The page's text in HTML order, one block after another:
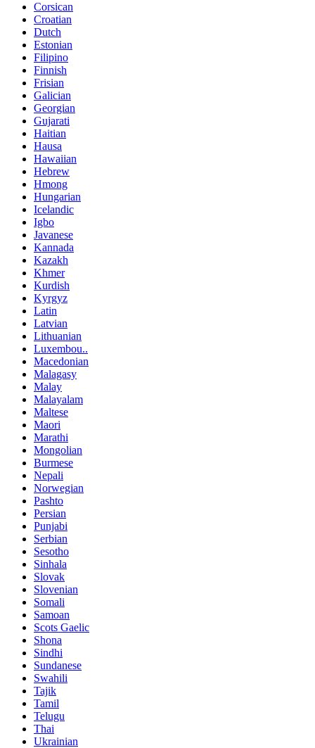
Corsican
Croatian
Dutch
Estonian
Filipino
Finnish
Frisian
Galician
Georgian
Gujarati
Haitian
Hausa
Hawaiian
Hebrew
Hmong
Hungarian
Icelandic
Igbo
Javanese
Kannada
Kazakh
Khmer
Kurdish
Kyrgyz
Latin
Latvian
Lithuanian
Luxembou..
Macedonian
Malagasy
Malay
Malayalam
Maltese
Maori
Marathi
Mongolian
Burmese
Nepali
Norwegian
Pashto
Persian
Punjabi
Serbian
Sesotho
Sinhala
Slovak
Slovenian
Somali
Samoan
Scots Gaelic
Shona
Sindhi
Sundanese
Swahili
Tajik
Tamil
Telugu
Thai
Ukrainian